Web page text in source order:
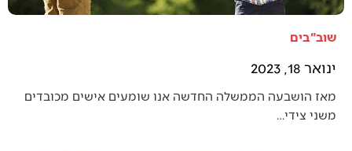
שוב"בים
ינואר 18, 2023
מאז הושבעה הממשלה החדשה אנו שומעים אישים מכובדים
משני צידי…